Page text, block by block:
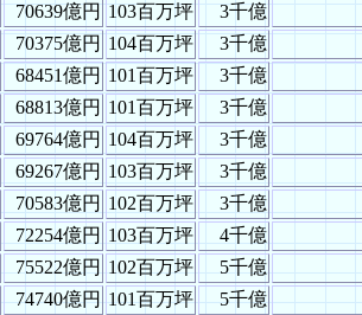
70639億円 103百万坪
3千億
70375億円 104百万坪
3千億
68451億円 101百万坪
3千億
68813億円 101百万坪
3千億
69764億円 104百万坪
3千億
69267億円 103百万坪
3千億
70583億円 102百万坪
3千億
72254億円 103百万坪
4千億
75522億円 102百万坪
5千億
74740億円 101百万坪
5千億